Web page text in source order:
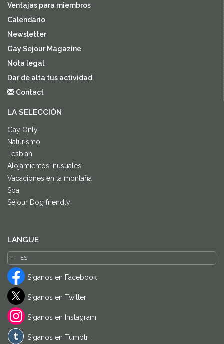
Ventajas para miembros
Calendario
Newsletter
Gay Sejour Magazine
Nota legal
Dar de alta tus actividad
Contact
LA SELECCIÓN
Gay Only
Naturismo
Lesbian
Alojamientos inusuales
Vacaciones en la montaña
Spa
Séjour Dog friendly
LANGUE
Síganos en Facebook
Síganos en Twitter
Síganos en Instagram
Síganos en Tumblr